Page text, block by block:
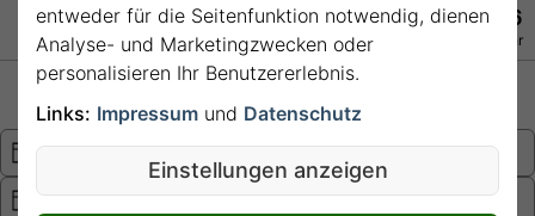
+49 228 3875 7256
Persönlich · Kostenlos · Täglich 08–22 Uhr
entweder für die Seitenfunktion notwendig, dienen
Analyse- und Marketingzwecken oder
personalisieren Ihr Benutzererlebnis.
Links: Impressum und Datenschutz
Einstellungen anzeigen